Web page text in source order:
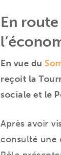
En
En vue du
reçoit la
sociale et le
Après avoir
consulté une